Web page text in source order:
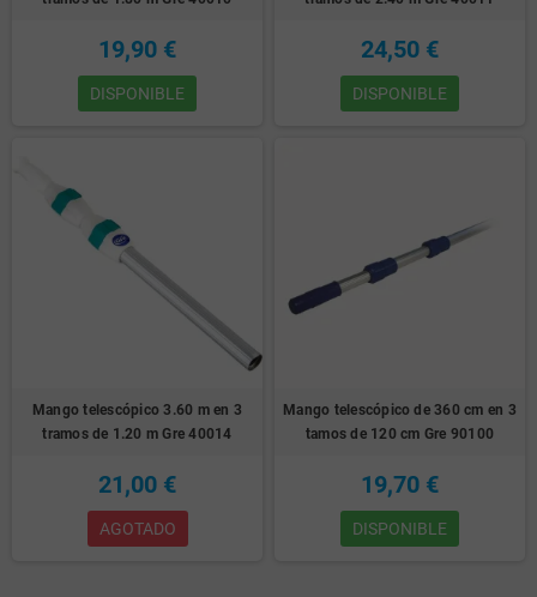
19,90 €
DISPONIBLE
24,50 €
DISPONIBLE
Mango telescópico 3.60 m en 3
tramos de 1.20 m Gre 40014
21,00 €
AGOTADO
Mango telescópico de 360 cm en 3
tamos de 120 cm Gre 90100
19,70 €
DISPONIBLE